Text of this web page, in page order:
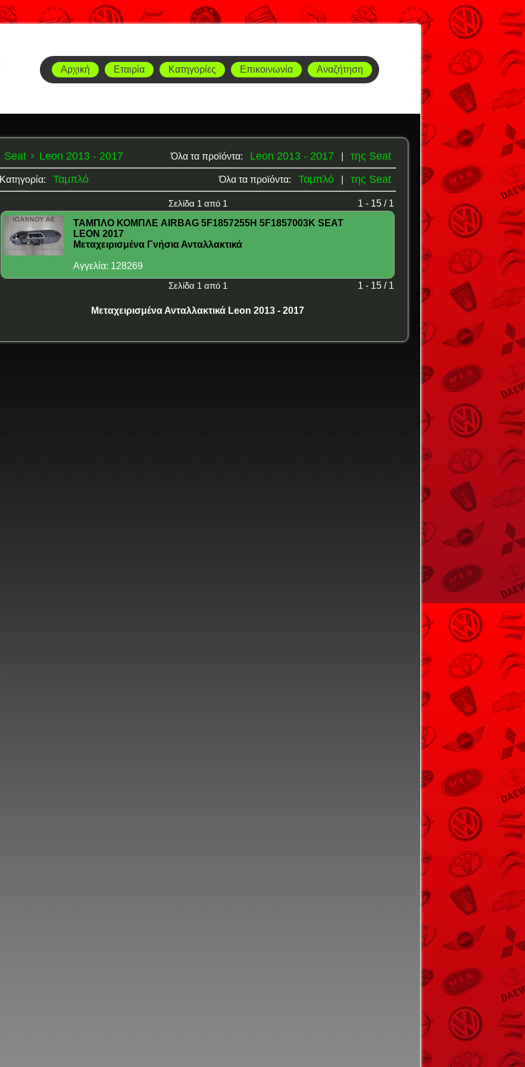
Αρχική Εταιρία Κατηγορίες Επικοινωνία Αναζήτηση
Όλα τα προϊόντα: Leon 2013 - 2017 της Seat
Seat Leon 2013 - 2017
Όλα τα προϊόντα: Ταμπλό της Seat
Κατηγορία: Ταμπλό
Σελίδα 1 από 1
1 - 15 / 1
ΤΑΜΠΛΟ ΚΟΜΠΛΕ AIRBAG 5F1857255H 5F1857003K SEAT
LEON 2017
Μεταχειρισμένα Γνήσια Ανταλλακτικά
Αγγελία: 128269
Σελίδα 1 από 1
1 - 15 / 1
Μεταχειρισμένα Ανταλλακτικά Leon 2013 - 2017